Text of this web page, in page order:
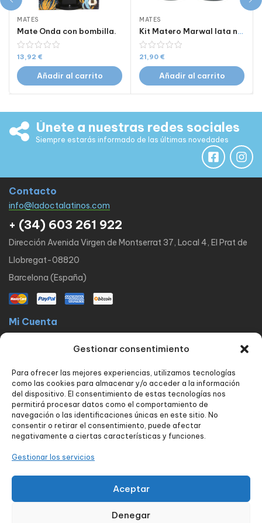
Gestionar consentimiento
Para ofrecer las mejores experiencias, utilizamos tecnologías
como las cookies para almacenar y/o acceder a la información
del dispositivo. El consentimiento de estas tecnologías nos
permitirá procesar datos como el comportamiento de
navegación o las identificaciones únicas en este sitio. No
consentir o retirar el consentimiento, puede afectar
negativamente a ciertas características y funciones.
Gestionar los servicios
Aceptar
Denegar
MATES
Mate Onda con bombilla.
13,92 €
Añadir al carrito
MATES
Kit Matero Marwal lata negro.
21,90 €
Añadir al carrito
Únete a nuestras redes sociales
Siempre estarás informado de las últimas novedades
Contacto
info@ladoctalatinos.com
+ (34) 603 261 922
Dirección Avenida Virgen de Montserrat 37, Local 4, El Prat de
Llobregat-08820
Barcelona (España)
Mi Cuenta
Políticas
FAQ Avisos legales
Política de privacidad
Política de envío y devoluciones
Política de cookies
Nuestros servicios